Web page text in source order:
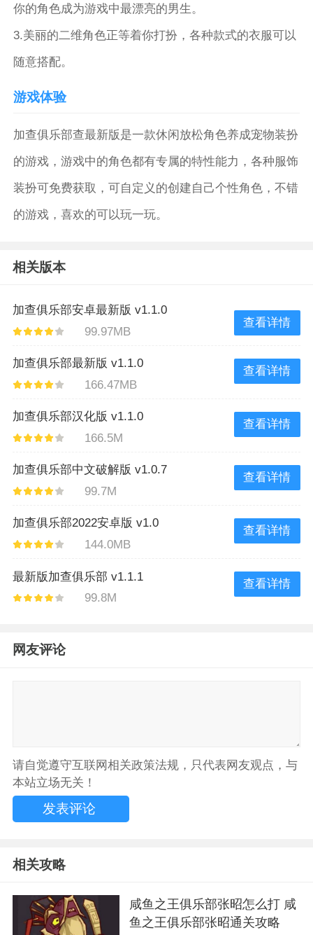
你的角色成为游戏中最漂亮的男生。
3.美丽的二维角色正等着你打扮，各种款式的衣服可以
随意搭配。
游戏体验
加查俱乐部查最新版是一款休闲放松角色养成宠物装扮
的游戏，游戏中的角色都有专属的特性能力，各种服饰
装扮可免费获取，可自定义的创建自己个性角色，不错
的游戏，喜欢的可以玩一玩。
相关版本
加查俱乐部安卓最新版 v1.1.0
99.97MB
查看详情
加查俱乐部最新版 v1.1.0
166.47MB
查看详情
加查俱乐部汉化版 v1.1.0
166.5M
查看详情
加查俱乐部中文破解版 v1.0.7
99.7M
查看详情
加查俱乐部2022安卓版 v1.0
144.0MB
查看详情
最新版加查俱乐部 v1.1.1
99.8M
查看详情
网友评论
请自觉遵守互联网相关政策法规，只代表网友观点，与
本站立场无关！
相关攻略
咸鱼之王俱乐部张昭怎么打 咸
鱼之王俱乐部张昭通关攻略